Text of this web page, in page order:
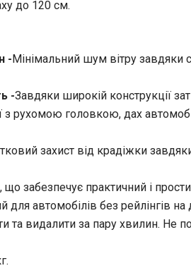
до 120 см.
-Мінімальний шум вітру завдяки
-Завдяки широкій конструкції
з рухомою головкою, дах
захист від крадіжки
що забезпечує практичний і
для автомобілів без рейлінгів на
та видалити за пару хвилин. Не